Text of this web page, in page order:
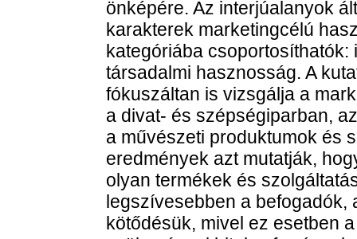
önképére. Az interjúalanyok
karakterek marketingcélú
kategóriába
társadalmi hasznosság. A
fókuszáltan is vizsgálja a
a divat- és szépségiparban,
a művészeti produktumok és
eredmények azt mutatják,
olyan termékek és
legszívesebben a
kötődésük, mivel ez esetben